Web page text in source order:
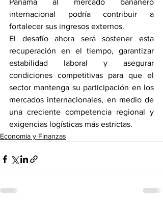
Panamá al mercado bananero
internacional podría contribuir a
fortalecer sus ingresos externos.
El desafío ahora será sostener esta
recuperación en el tiempo, garantizar
estabilidad laboral y asegurar
condiciones competitivas para que el
sector mantenga su participación en los
mercados internacionales, en medio de
una creciente competencia regional y
exigencias logísticas más estrictas.
Economía y Finanzas